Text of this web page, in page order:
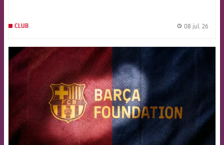
CLUB 08 jul. 26
FCB Barcelona badge